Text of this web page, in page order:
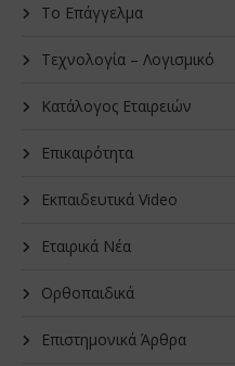
Το Επάγγελμα
Τεχνολογία – Λογισμικό
Κατάλογος Εταιρειών
Επικαιρότητα
Εκπαιδευτικά Video
Εταιρικά Νέα
Oρθοπαιδικά
Επιστημονικά Άρθρα